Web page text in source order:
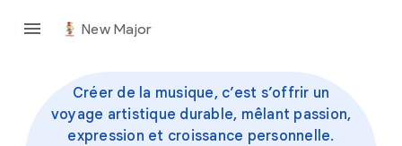
New Major
Créer de la musique, c’est s’offrir un
voyage artistique durable, mêlant passion,
expression et croissance personnelle.